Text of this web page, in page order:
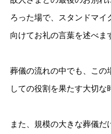
ろった場で、スタンドマイ
向けてお礼の言葉を述べま
葬儀の流れの中でも、この
しての役割を果たす大切な
また、規模の大きな葬儀